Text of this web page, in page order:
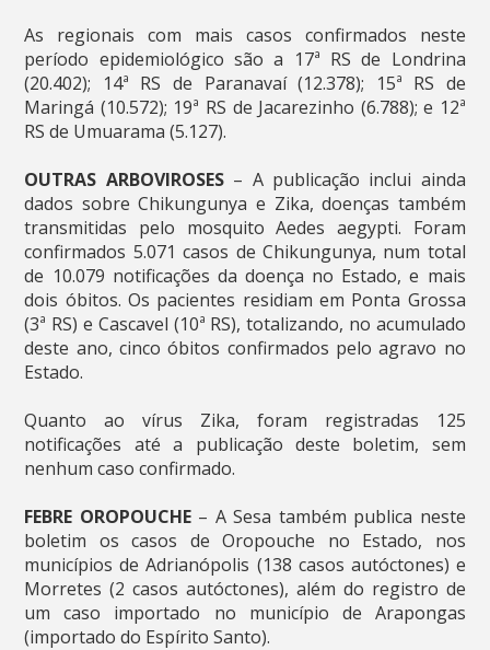
As regionais com mais casos confirmados neste
período epidemiológico são a 17ª RS de Londrina
(20.402); 14ª RS de Paranavaí (12.378); 15ª RS de
Maringá (10.572); 19ª RS de Jacarezinho (6.788); e 12ª
RS de Umuarama (5.127).
OUTRAS ARBOVIROSES– A publicação inclui ainda
dados sobre Chikungunya e Zika, doenças também
transmitidas pelo mosquito Aedes aegypti. Foram
confirmados 5.071 casos de Chikungunya, num total
de 10.079 notificações da doença no Estado, e mais
dois óbitos. Os pacientes residiam em Ponta Grossa
(3ª RS) e Cascavel (10ª RS), totalizando, no acumulado
deste ano, cinco óbitos confirmados pelo agravo no
Estado.
Quanto ao vírus Zika, foram registradas 125
notificações até a publicação deste boletim, sem
nenhum caso confirmado.
FEBRE OROPOUCHE– A Sesa também publica neste
boletim os casos de Oropouche no Estado, nos
municípios de Adrianópolis (138 casos autóctones) e
Morretes (2 casos autóctones), além do registro de
um caso importado no município de Arapongas
(importado do Espírito Santo).